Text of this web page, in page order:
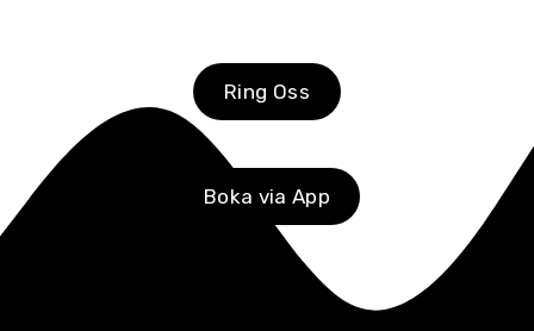
Ring Oss
Boka via App